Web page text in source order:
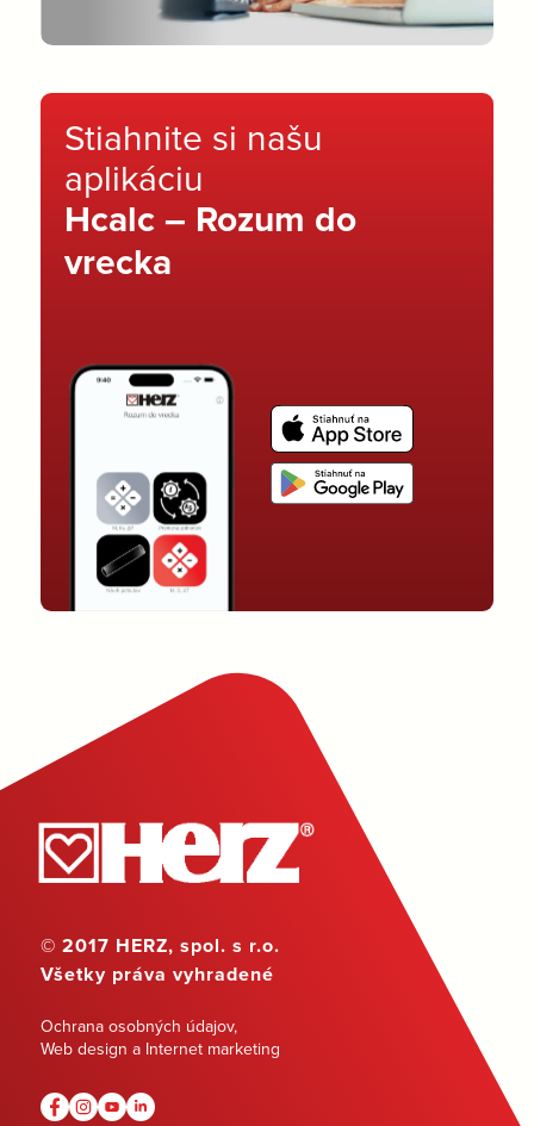
Stiahnite si našu
aplikáciu
Hcalc – Rozum do
vrecka
© 2017 HERZ, spol. s r.o.
Všetky práva vyhradené
Ochrana osobných údajov,
Web design a Internet marketing